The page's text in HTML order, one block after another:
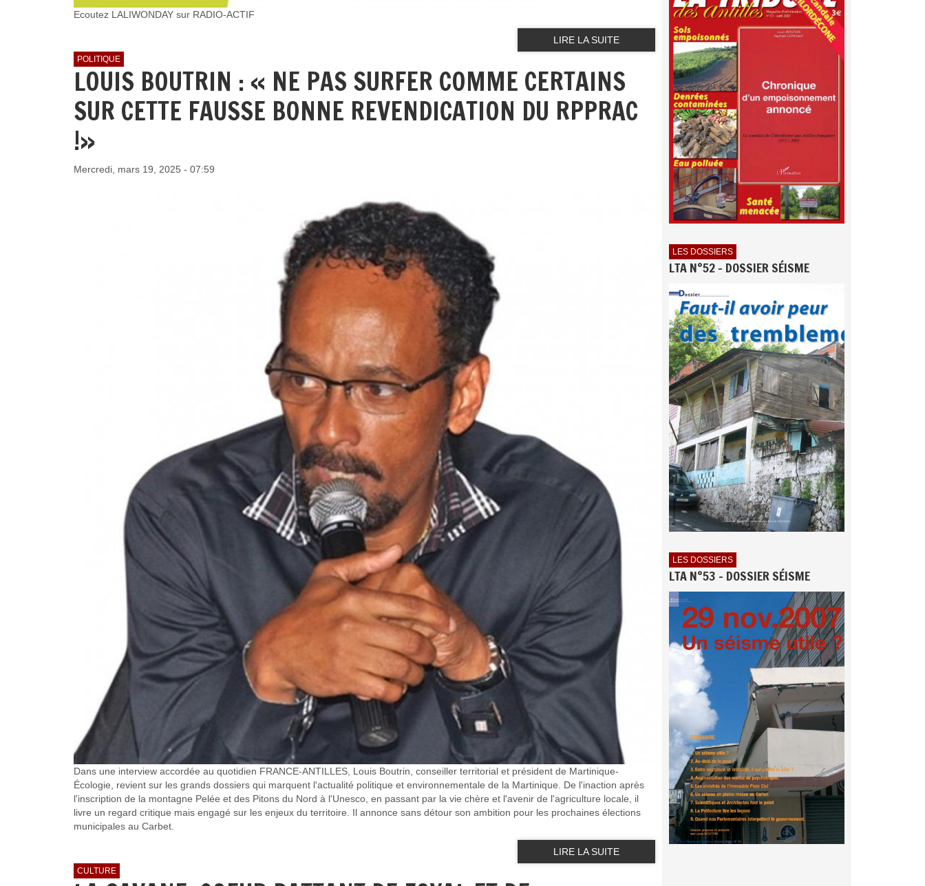
Ecoutez LALIWONDAY sur RADIO-ACTIF
LIRE LA SUITE
POLITIQUE
LOUIS BOUTRIN : « NE PAS SURFER COMME CERTAINS
SUR CETTE FAUSSE BONNE REVENDICATION DU RPPRAC
!»
Mercredi, mars 19, 2025 - 07:59
Dans une interview accordée au quotidien FRANCE-ANTILLES, Louis Boutrin, conseiller territorial et président de Martinique-
Écologie, revient sur les grands dossiers qui marquent l'actualité politique et environnementale de la Martinique. De l'inaction après
l'inscription de la montagne Pelée et des Pitons du Nord à l'Unesco, en passant par la vie chère et l'avenir de l'agriculture locale, il
livre un regard critique mais engagé sur les enjeux du territoire. Il annonce sans détour son ambition pour les prochaines élections
municipales au Carbet.
LIRE LA SUITE
CULTURE
LES DOSSIERS
LTA N°52 - DOSSIER SÉISME
LES DOSSIERS
LTA N°53 - DOSSIER SÉISME